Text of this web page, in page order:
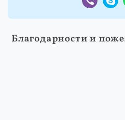
Благодарности и